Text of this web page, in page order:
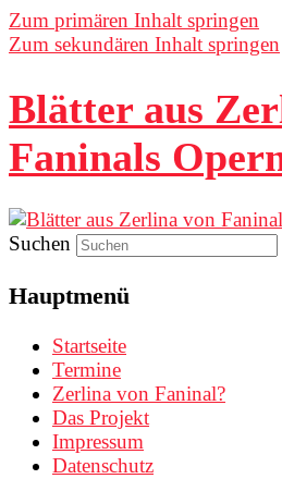
Zum primären Inhalt springen
Zum sekundären Inhalt springen
Blätter aus
Faninals
Suchen
Hauptmenü
Startseite
Termine
Zerlina von Faninal?
Das Projekt
Impressum
Datenschutz